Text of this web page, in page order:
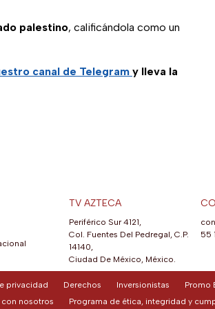
palestino, calificándola como un
canal de Telegram y lleva la
TV AZTECA
Periférico Sur 4121,
Col. Fuentes Del Pedregal, C.P.
14140,
Ciudad De México, México.
55
privacidad Derechos Inversionistas
Promo
con nosotros
Programa de ética, integridad y